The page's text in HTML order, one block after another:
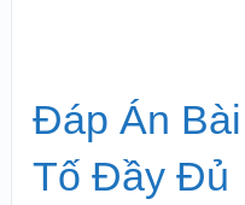
Đáp Án
Tố Đầy Đủ